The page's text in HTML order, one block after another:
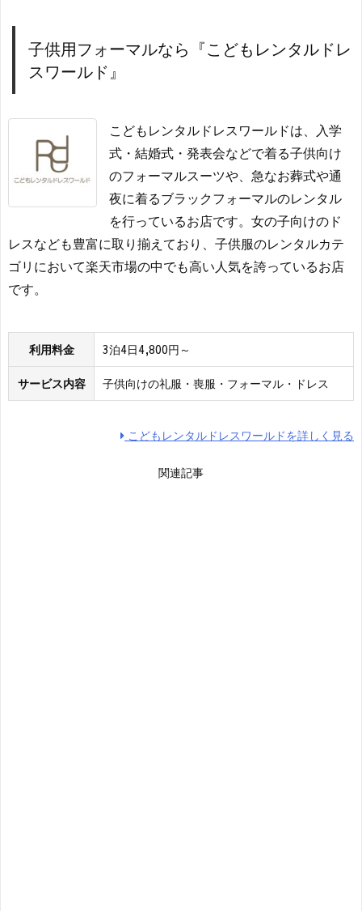
子供用フォーマルなら『こどもレンタルドレ
スワールド』
こどもレンタルドレスワールドは、入学
式・結婚式・発表会などで着る子供向け
のフォーマルスーツや、急なお葬式や通
夜に着るブラックフォーマルのレンタル
を行っているお店です。女の子向けのド
レスなども豊富に取り揃えており、子供服のレンタルカテ
ゴリにおいて楽天市場の中でも高い人気を誇っているお店
です。
利用料金 3泊4日4,800円～
サービス内容 子供向けの礼服・喪服・フォーマル・ドレス
こどもレンタルドレスワールドを詳しく見る
関連記事